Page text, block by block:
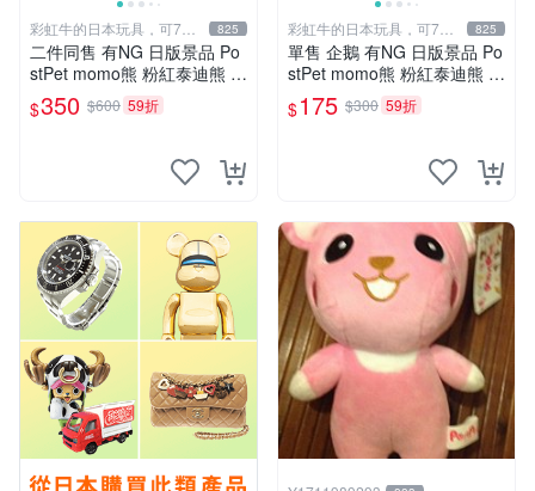
彩虹牛的日本玩具，可7取
付
825
二件同售 有NG 日版景品 Po
stPet momo熊 粉紅泰迪熊 妹
妹 comomo 企鵝 娃娃 布偶
手指頭 娃娃
$350 $600 59折
彩虹牛的日本玩具，可7取
付
825
單售 企鵝 有NG 日版景品 Po
stPet momo熊 粉紅泰迪熊 娃
娃 布偶 手指頭 娃娃
$175 $300 59折